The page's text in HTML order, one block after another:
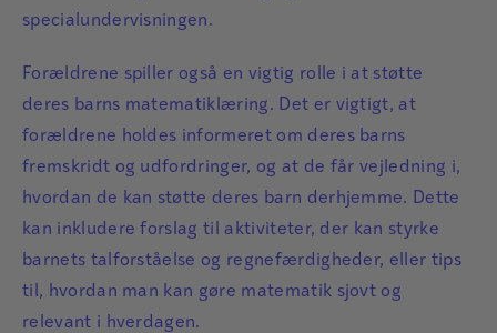
specialundervisningen.
Forældrene spiller også en vigtig rolle i at støtte
deres barns matematiklæring. Det er vigtigt, at
forældrene holdes informeret om deres barns
fremskridt og udfordringer, og at de får vejledning i,
hvordan de kan støtte deres barn derhjemme. Dette
kan inkludere forslag til aktiviteter, der kan styrke
barnets talforståelse og regnefærdigheder, eller tips
til, hvordan man kan gøre matematik sjovt og
relevant i hverdagen.